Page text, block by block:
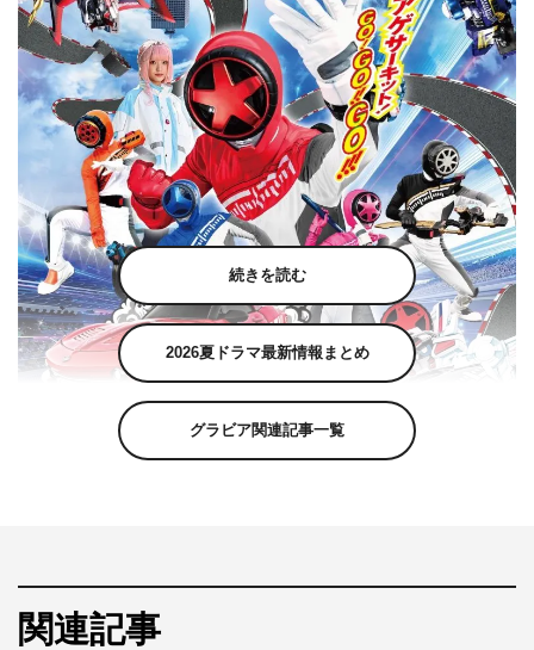
ト」©2024 映画「ガッチャード・ブンブンジャー」製作委員会 ©石森
プロ・テレビ朝日・ADK EM・東映 ©テレビ朝日・東映AG・東映
続きを読む
2026夏ドラマ最新情報まとめ
グラビア関連記事一覧
関連記事